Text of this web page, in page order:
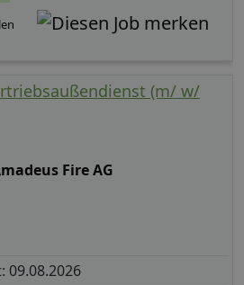
(m/ w/
Fire AG
09.08.2026